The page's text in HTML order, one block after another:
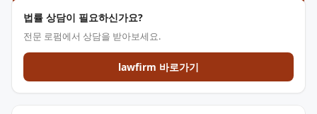
법률 상담이 필요하신가요?
전문 로펌에서 상담을 받아보세요.
lawfirm 바로가기